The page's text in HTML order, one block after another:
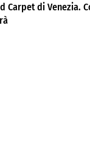
Carpet di Venezia.